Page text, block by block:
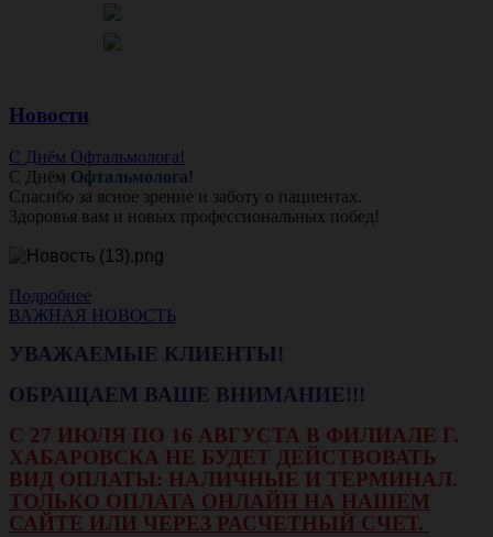
Новости
С Днём Офтальмолога!
С Днём Офтальмолога!
Спасибо за ясное зрение и заботу о пациентах.
Здоровья вам и новых профессиональных побед!
Подробнее
ВАЖНАЯ НОВОСТЬ
УВАЖАЕМЫЕ КЛИЕНТЫ!
ОБРАЩАЕМ ВАШЕ ВНИМАНИЕ!!!
С 27 ИЮЛЯ ПО 16 АВГУСТА В ФИЛИАЛЕ Г.
ХАБАРОВСКА НЕ БУДЕТ ДЕЙСТВОВАТЬ
ВИД ОПЛАТЫ: НАЛИЧНЫЕ И ТЕРМИНАЛ.
ТОЛЬКО ОПЛАТА ОНЛАЙН НА НАШЕМ
САЙТЕ ИЛИ ЧЕРЕЗ РАСЧЕТНЫЙ СЧЕТ.